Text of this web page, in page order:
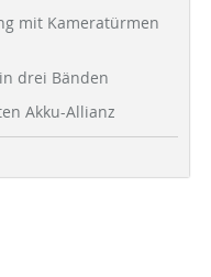
mit Kameratürmen
drei Bänden
Akku-Allianz